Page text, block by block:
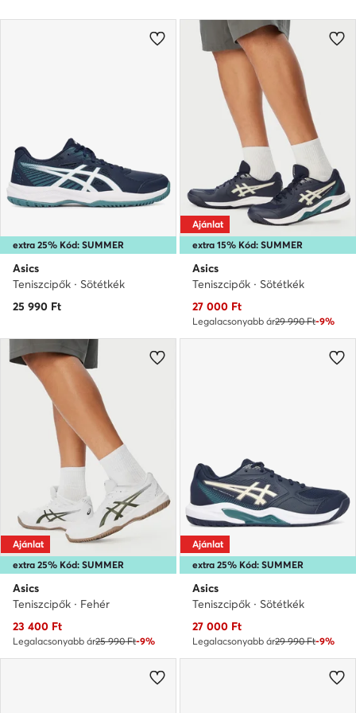
extra 25% Kód: SUMMER
Asics
Teniszcipők · Sötétkék
25 990 Ft
extra 15% Kód: SUMMER
Ajánlat
Asics
Teniszcipők · Sötétkék
Aktuális ár
27 000 Ft
Legalacsonyabb ár29 990 Ft-9%
extra 25% Kód: SUMMER
Ajánlat
Asics
Teniszcipők · Fehér
Aktuális ár
23 400 Ft
Legalacsonyabb ár25 990 Ft-9%
extra 25% Kód: SUMMER
Ajánlat
Asics
Teniszcipők · Sötétkék
Aktuális ár
27 000 Ft
Legalacsonyabb ár29 990 Ft-9%